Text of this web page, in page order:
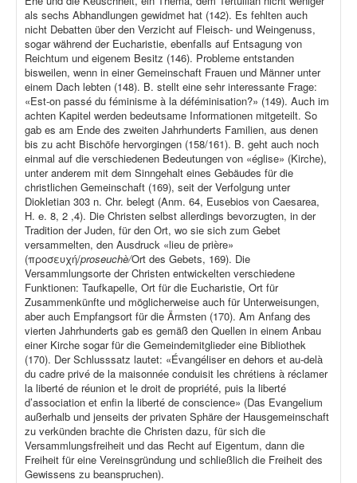
als sechs Abhandlungen gewidmet hat (142). Es fehlten auch
nicht Debatten über den Verzicht auf Fleisch- und Weingenuss,
sogar während der Eucharistie, ebenfalls auf Entsagung von
Reichtum und eigenem Besitz (146). Probleme entstanden
bisweilen, wenn in einer Gemeinschaft Frauen und Männer unter
einem Dach lebten (148). B. stellt eine sehr interessante Frage:
«Est-on passé du féminisme à la déféminisation?» (149). Auch im
achten Kapitel werden bedeutsame Informationen mitgeteilt. So
gab es am Ende des zweiten Jahrhunderts Familien, aus denen
bis zu acht Bischöfe hervorgingen (158/161). B. geht auch noch
einmal auf die verschiedenen Bedeutungen von «église» (Kirche),
unter anderem mit dem Sinngehalt eines Gebäudes für die
christlichen Gemeinschaft (169), seit der Verfolgung unter
Diokletian 303 n. Chr. belegt (Anm. 64, Eusebios von Caesarea,
H. e. 8, 2 ,4). Die Christen selbst allerdings bevorzugten, in der
Tradition der Juden, für den Ort, wo sie sich zum Gebet
versammelten, den Ausdruck «lieu de prière»
(προσευχή/proseuchè/Ort des Gebets, 169). Die
Versammlungsorte der Christen entwickelten verschiedene
Funktionen: Taufkapelle, Ort für die Eucharistie, Ort für
Zusammenkünfte und möglicherweise auch für Unterweisungen,
aber auch Empfangsort für die Ärmsten (170). Am Anfang des
vierten Jahrhunderts gab es gemäß den Quellen in einem Anbau
einer Kirche sogar für die Gemeindemitglieder eine Bibliothek
(170). Der Schlusssatz lautet: «Évangéliser en dehors et au-delà
du cadre privé de la maisonnée conduisit les chrétiens à réclamer
la liberté de réunion et le droit de propriété, puis la liberté
d’association et enfin la liberté de conscience» (Das Evangelium
außerhalb und jenseits der privaten Sphäre der Hausgemeinschaft
zu verkünden brachte die Christen dazu, für sich die
Versammlungsfreiheit und das Recht auf Eigentum, dann die
Freiheit für eine Vereinsgründung und schließlich die Freiheit des
Gewissens zu beanspruchen).